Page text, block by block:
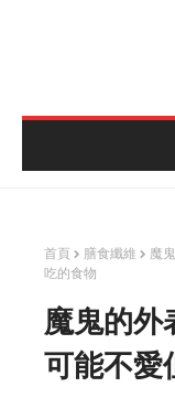
首頁 膳食纖維
魔
吃的食物
魔鬼的外
可能不愛